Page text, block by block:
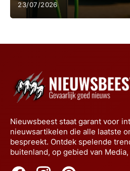
23/07/2026
Nieuwsbeest staat garant voor
nieuwsartikelen die alle laatste
bespreekt. Ontdek spelende
buitenland, op gebied van